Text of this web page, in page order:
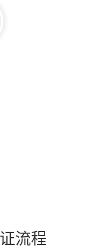
流程